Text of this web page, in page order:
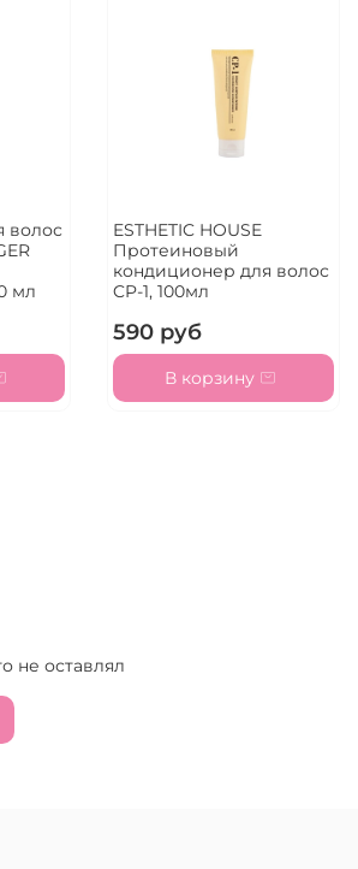
волос
мл
ESTHETIC HOUSE
Протеиновый
кондиционер для волос
CP-1, 100мл
590 руб
В корзину
не оставлял